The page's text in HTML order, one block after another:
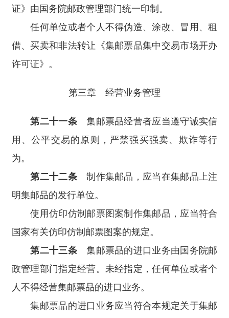
证》由国务院邮政管理部门统一印制。
任何单位或者个人不得伪造、涂改、冒用、租
借、买卖和非法转让《集邮票品集中交易市场开办
许可证》。
第三章 经营业务管理
第二十一条集邮票品经营者应当遵守诚实信
用、公平交易的原则，严禁强买强卖、欺诈等行
为。
第二十二条制作集邮品，应当在集邮品上注
明集邮品的发行单位。
使用仿印仿制邮票图案制作集邮品，应当符合
国家有关仿印仿制邮票图案的规定。
第二十三条集邮票品的进口业务由国务院邮
政管理部门指定经营。未经指定，任何单位或者个
人不得经营集邮票品的进口业务。
集邮票品的进口业务应当符合本规定关于集邮